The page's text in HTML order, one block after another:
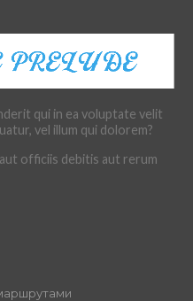
qui in ea voluptate velit
vel illum qui dolorem?
officiis debitis aut rerum